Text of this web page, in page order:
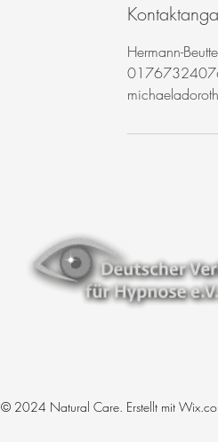
Hermann-
© 2024 Natural Care. Erstellt mit